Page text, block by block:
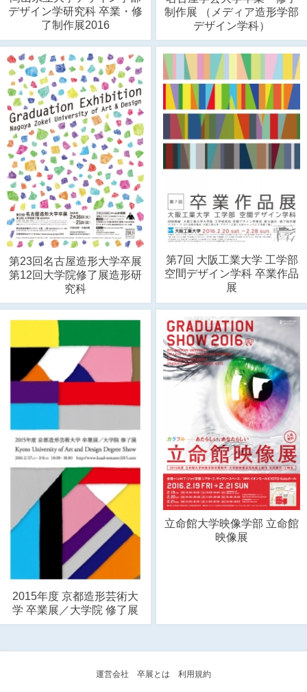
デザイン学研究科 卒業・修
了制作展2016
制作展 （メディア造形学部
デザイン学科）
第23回名古屋造形大学卒展
第12回大学院修了展造形研
究科
第7回 大阪工業大学 工学部
空間デザイン学科 卒業作品
展
2015年度 京都造形芸術大
学 卒業展／大学院 修了展
立命館大学映像学部 立命館
映像展
運営会社 卒展とは 利用規約